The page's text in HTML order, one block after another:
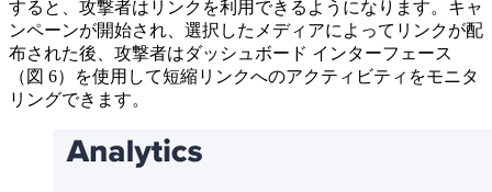
すると、攻撃者はリンクを利用できるようになります。キャ
ンペーンが開始され、選択したメディアによってリンクが配
布された後、攻撃者はダッシュボード インターフェース
（図 6）を使用して短縮リンクへのアクティビティをモニタ
リングできます。